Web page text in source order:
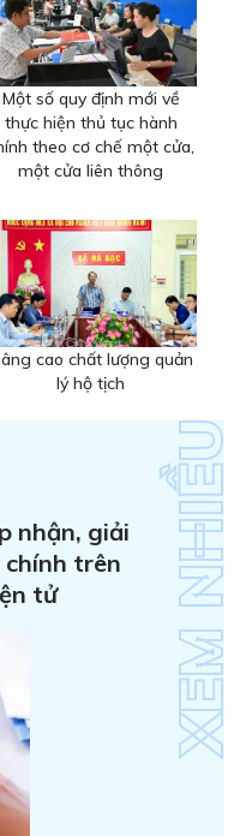
Một số quy định mới về
thực hiện thủ tục hành
theo cơ chế một cửa,
một cửa liên thông
cao chất lượng quản
lý hộ tịch
nhận, giải
trên
tử